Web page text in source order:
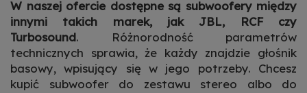
W naszej ofercie dostępne są subwoofery między
innymi takich marek, jak JBL, RCF czy
Turbosound. Różnorodność parametrów
technicznych sprawia, że każdy znajdzie głośnik
basowy, wpisujący się w jego potrzeby. Chcesz
kupić subwoofer do zestawu stereo albo do